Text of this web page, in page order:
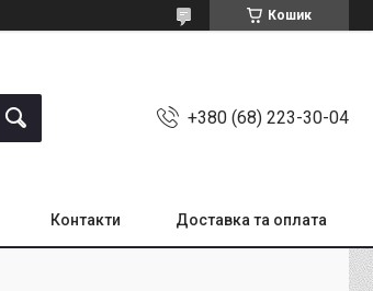
Кошик
+380 (68) 223-30-04
Контакти Доставка та оплата